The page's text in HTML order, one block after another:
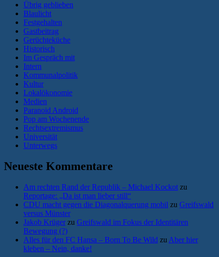
Übrig geblieben
Blaulicht
Festgehalten
Gastbeitrag
Gerüchteküche
Historisch
Im Gespräch mit
Intern
Kommunalpolitik
Kultur
Lokalökonomie
Medien
Paranoid Android
Pop am Wochenende
Rechtsextremismus
Universität
Unterwegs
Neueste Kommentare
Am rechten Rand der Republik – Michael Kockot zu
Reportage: „Da ist man lieber still“
CDU macht gegen die Diagonalquerung mobil zu Greifswald
versus Münster
Jakob Krüger zu Greifswald im Fokus der Identitären
Bewegung (?)
Alles für den FC Hansa – Born To Be Wild zu Aber hier
kleben – Nein, danke!